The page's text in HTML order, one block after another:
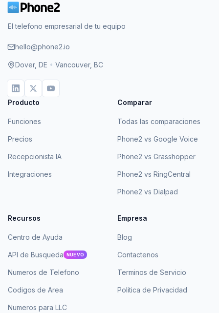
El telefono empresarial de tu equipo
hello@phone2.io
Dover, DE • Vancouver, BC
Producto
Funciones
Precios
Recepcionista IA
Integraciones
Comparar
Todas las comparaciones
Phone2 vs Google Voice
Phone2 vs Grasshopper
Phone2 vs RingCentral
Phone2 vs Dialpad
Recursos
Centro de Ayuda
API de Busqueda NUEVO
Numeros de Telefono
Codigos de Area
Numeros para LLC
Empresa
Blog
Contactenos
Terminos de Servicio
Politica de Privacidad